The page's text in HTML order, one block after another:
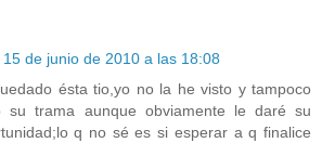
15 de junio de 2010 a las 18:08
ésta tio,yo no la he visto y tampoco
su trama aunque obviamente le daré su
q no sé es si esperar a q finalice